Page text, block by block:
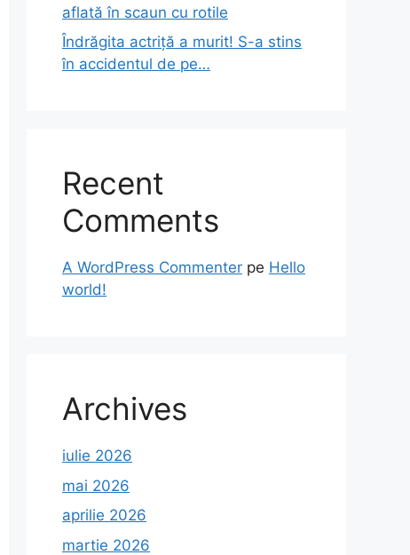
aflată în scaun cu rotile
Îndrăgita actriță a murit! S-a stins
în accidentul de pe…
Recent
Comments
A WordPress Commenter pe Hello
world!
Archives
iulie 2026
mai 2026
aprilie 2026
martie 2026